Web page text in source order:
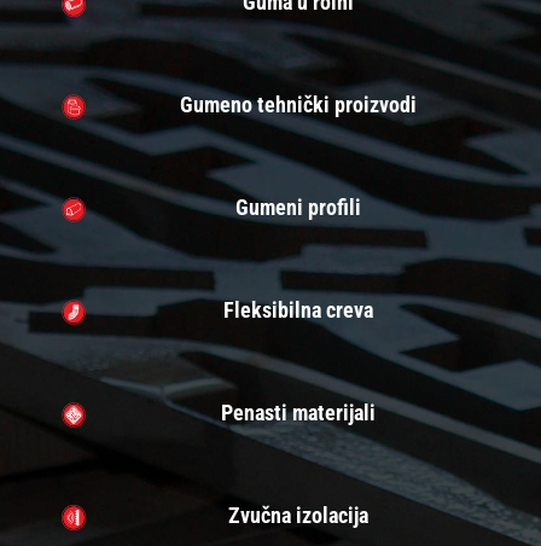
Gumeno tehnički proizvodi
Gumeni profili
Fleksibilna creva
Penasti materijali
Zvučna izolacija